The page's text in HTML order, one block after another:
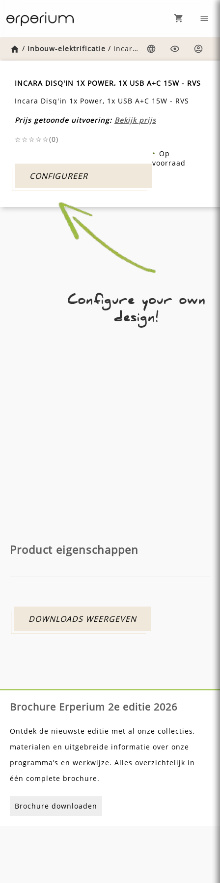
Home
/ Inbouw-elektrificatie / Incara-disqin-1x-power-1x-usb-ac-15w-rvs
INCARA DISQ'IN 1X POWER, 1X USB A+C 15W - RVS
Incara Disq'in 1x Power, 1x USB A+C 15W - RVS
Prijs getoonde uitvoering: Bekijk prijs
☆☆☆☆☆(0)
CONFIGUREER
Op
voorraad
Configure your own
design!
Product eigenschappen
DOWNLOADS WEERGEVEN
Brochure Erperium 2e editie 2026
Ontdek de nieuwste editie met al onze collecties,
materialen en uitgebreide informatie over onze
programma’s en werkwijze. Alles overzichtelijk in
één complete brochure.
Brochure downloaden